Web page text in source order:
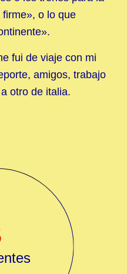
o lo que
fui de viaje con mi
amigos, trabajo
otro de italia.